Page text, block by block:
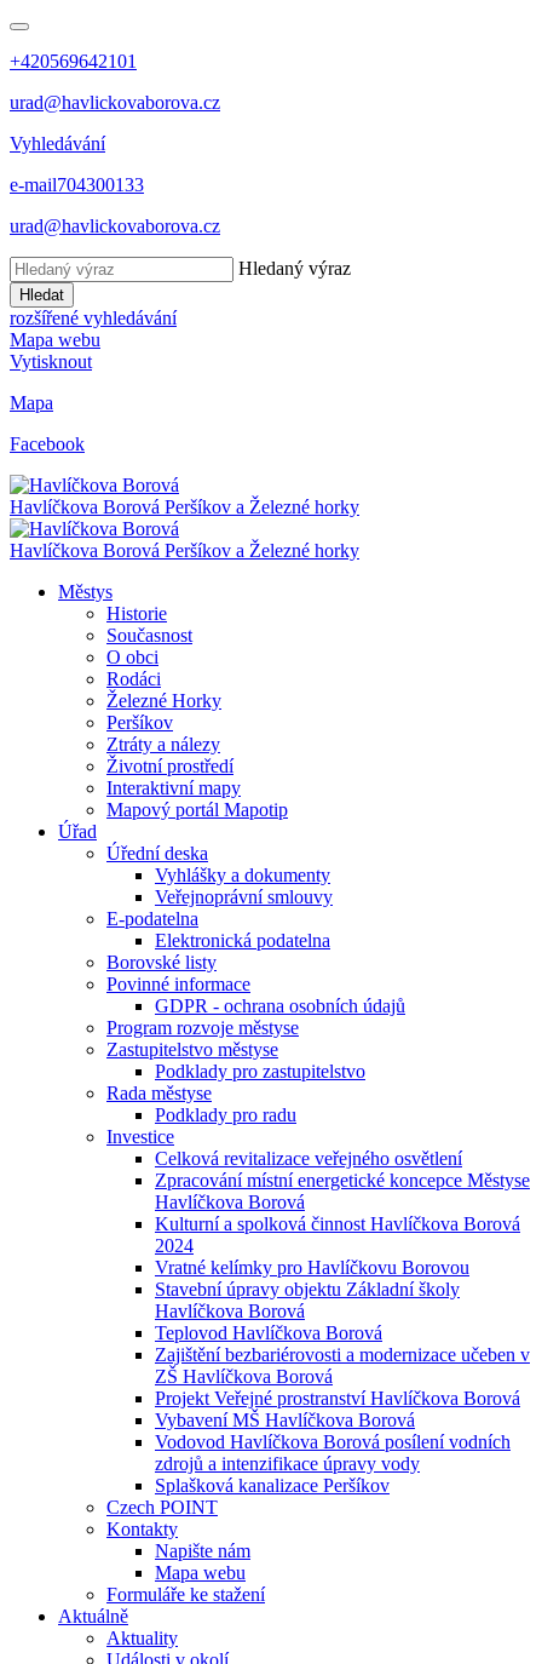
+420569642101
urad@havlickovaborova.cz
Vyhledávání
e-mail704300133
urad@havlickovaborova.cz
Hledaný výraz
Hledat
rozšířené vyhledávání
Mapa webu
Vytisknout
Mapa
Facebook
Havlíčkova Borová Peršíkov a Železné horky
Havlíčkova Borová Peršíkov a Železné horky
Městys
Historie
Současnost
O obci
Rodáci
Železné Horky
Peršíkov
Ztráty a nálezy
Životní prostředí
Interaktivní mapy
Mapový portál Mapotip
Úřad
Úřední deska
Vyhlášky a dokumenty
Veřejnoprávní smlouvy
E-podatelna
Elektronická podatelna
Borovské listy
Povinné informace
GDPR - ochrana osobních údajů
Program rozvoje městyse
Zastupitelstvo městyse
Podklady pro zastupitelstvo
Rada městyse
Podklady pro radu
Investice
Celková revitalizace veřejného osvětlení
Zpracování místní energetické koncepce Městyse
Havlíčkova Borová
Kulturní a spolková činnost Havlíčkova Borová
2024
Vratné kelímky pro Havlíčkovu Borovou
Stavební úpravy objektu Základní školy
Havlíčkova Borová
Teplovod Havlíčkova Borová
Zajištění bezbariérovosti a modernizace učeben v
ZŠ Havlíčkova Borová
Projekt Veřejné prostranství Havlíčkova Borová
Vybavení MŠ Havlíčkova Borová
Vodovod Havlíčkova Borová posílení vodních
zdrojů a intenzifikace úpravy vody
Splašková kanalizace Peršíkov
Czech POINT
Kontakty
Napište nám
Mapa webu
Formuláře ke stažení
Aktuálně
Aktuality
Události v okolí